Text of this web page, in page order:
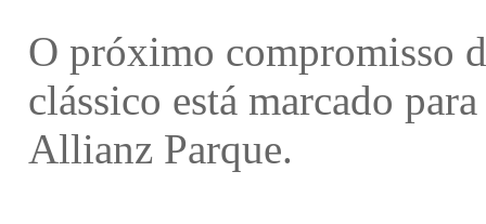
O próximo compromisso
clássico está marcado
Allianz Parque.